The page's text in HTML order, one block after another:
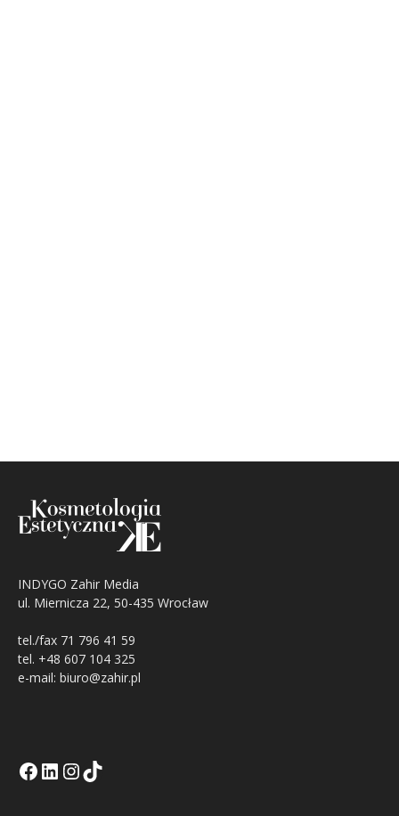
INDYGO Zahir Media
ul. Miernicza 22, 50-435 Wrocław
tel./fax 71 796 41 59
tel. +48 607 104 325
e-mail: biuro@zahir.pl
Facebook
LinkedIn
Tik Tok KEInstagramm KE